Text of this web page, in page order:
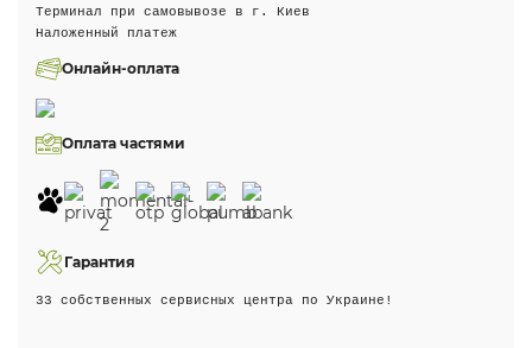
Терминал при самовывозе в г. Киев
Наложенный платеж
Онлайн-оплата
Оплата частями
Гарантия
33 собственных сервисных центра по Украине!